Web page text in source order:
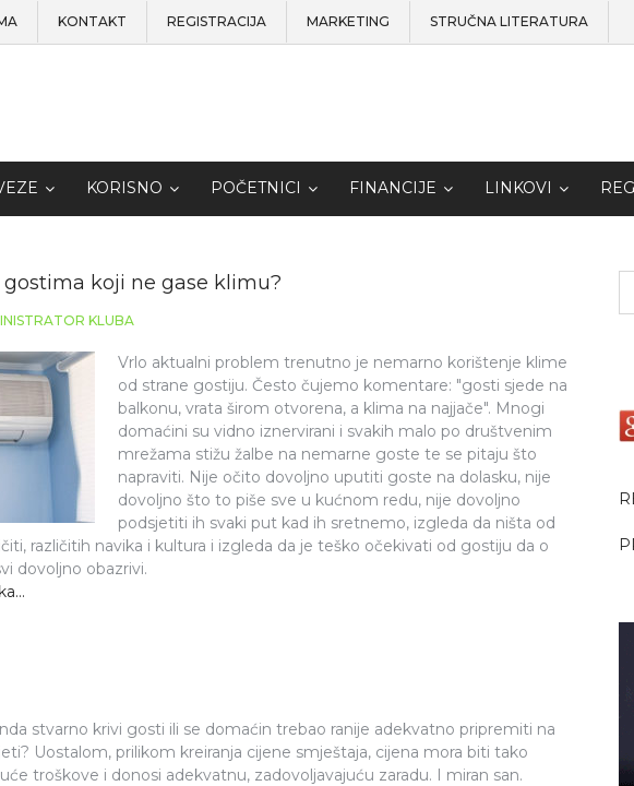
KONTAKT REGISTRACIJA MARKETING STRUČNA LITERATURA
KORISNO POČETNICI FINANCIJE LINKOVI
koji ne gase klimu?
KLUBA
Vrlo aktualni problem trenutno je nemarno korištenje klime
od strane gostiju. Često čujemo komentare: "gosti sjede na
balkonu, vrata širom otvorena, a klima na najjače". Mnogi
domaćini su vidno iznervirani i svakih malo po društvenim
mrežama stižu žalbe na nemarne goste te se pitaju što
napraviti. Nije očito dovoljno uputiti goste na dolasku, nije
dovoljno što to piše sve u kućnom redu, nije dovoljno
podsjetiti ih svaki put kad ih sretnemo, izgleda da ništa od
različitih navika i kultura i izgleda da je teško očekivati od gostiju da o
dovoljno obazrivi.
stvarno krivi gosti ili se domaćin trebao ranije adekvatno pripremiti na
Uostalom, prilikom kreiranja cijene smještaja, cijena mora biti tako
troškove i donosi adekvatnu, zadovoljavajuću zaradu. I miran san.